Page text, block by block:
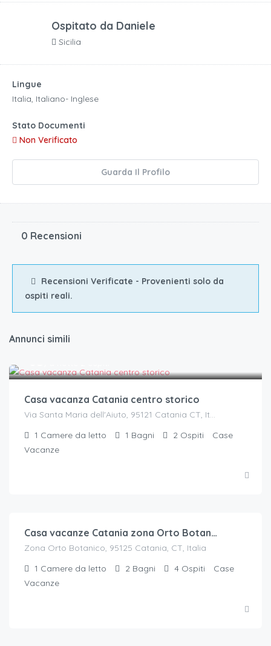
Ospitato da Daniele
Sicilia
Lingue
Italia, Italiano- Inglese
Stato Documenti
Non Verificato
Guarda Il Profilo
0 Recensioni
Recensioni Verificate - Provenienti solo da
ospiti reali.
Annunci simili
Casa vacanza Catania centro storico
1 Camere da letto 1 Bagni 2 Ospiti
Case
Vacanze
Casa vacanze Catania zona Orto Botanico
Zona Orto Botanico, 95125 Catania, CT, Italia
1 Camere da letto 2 Bagni 4 Ospiti
Case
Vacanze